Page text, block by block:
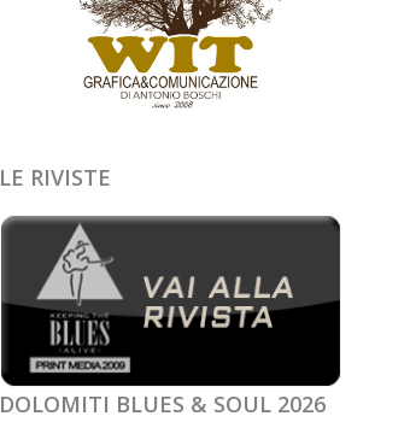
LE RIVISTE
DOLOMITI BLUES & SOUL 2026